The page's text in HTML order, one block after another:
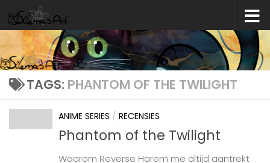
Skip to content
TAGS: PHANTOM OF THE TWILIGHT
ANIME SERIES / RECENSIES
Phantom of the Twilight
Waarom Reverse Harem me altijd aantrekt